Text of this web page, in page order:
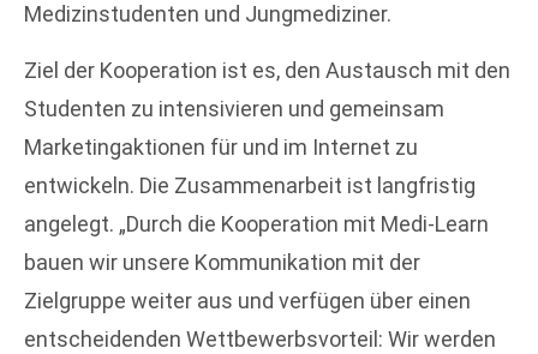
Medizinstudenten und Jungmediziner.
Ziel der Kooperation ist es, den Austausch mit den
Studenten zu intensivieren und gemeinsam
Marketingaktionen für und im Internet zu
entwickeln. Die Zusammenarbeit ist langfristig
angelegt. „Durch die Kooperation mit Medi-Learn
bauen wir unsere Kommunikation mit der
Zielgruppe weiter aus und verfügen über einen
entscheidenden Wettbewerbsvorteil: Wir werden